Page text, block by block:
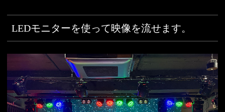
LEDモニターを使って映像を流せます。